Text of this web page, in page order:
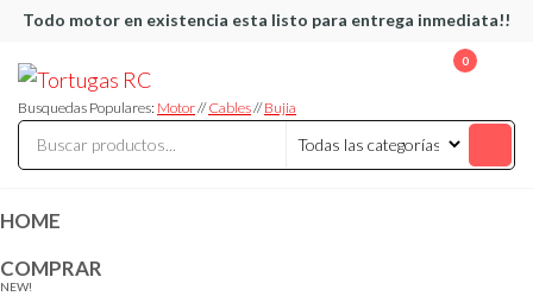
Saltar
contenido
Todo motor en existencia esta listo para entrega inmediata!!
RC
articulos
de RC
Busquedas Populares: Motor//Cables//Bujia
0
HOME
COMPRAR
NEW!